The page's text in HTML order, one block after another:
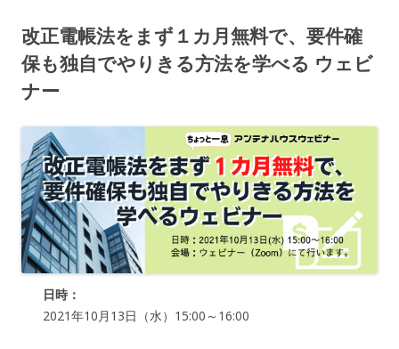
改正電帳法をまず１カ月無料で、要件確
保も独自でやりきる方法を学べる ウェビ
ナー
日時：
2021年10月13日（水）15:00～16:00